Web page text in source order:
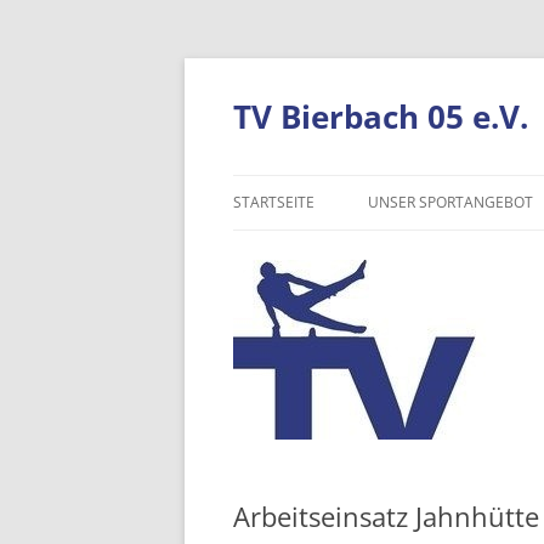
TV Bierbach 05 e.V.
STARTSEITE UNSER SPORTANGEBOT
VOLLEYBALL
NORDIC WALKING
Arbeitseinsatz Jahnhütte